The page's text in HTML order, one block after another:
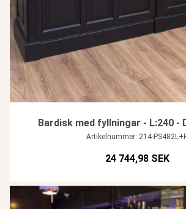
Bardisk med fyllningar - L:240 -
Artikelnummer: 214-
24 744,98 SEK